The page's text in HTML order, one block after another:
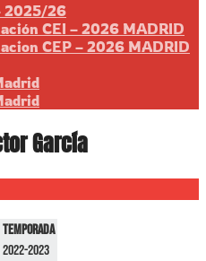
2025/26
CEI – 2026 MADRID
CEP – 2026 MADRID
García
Temporada
2022-2023